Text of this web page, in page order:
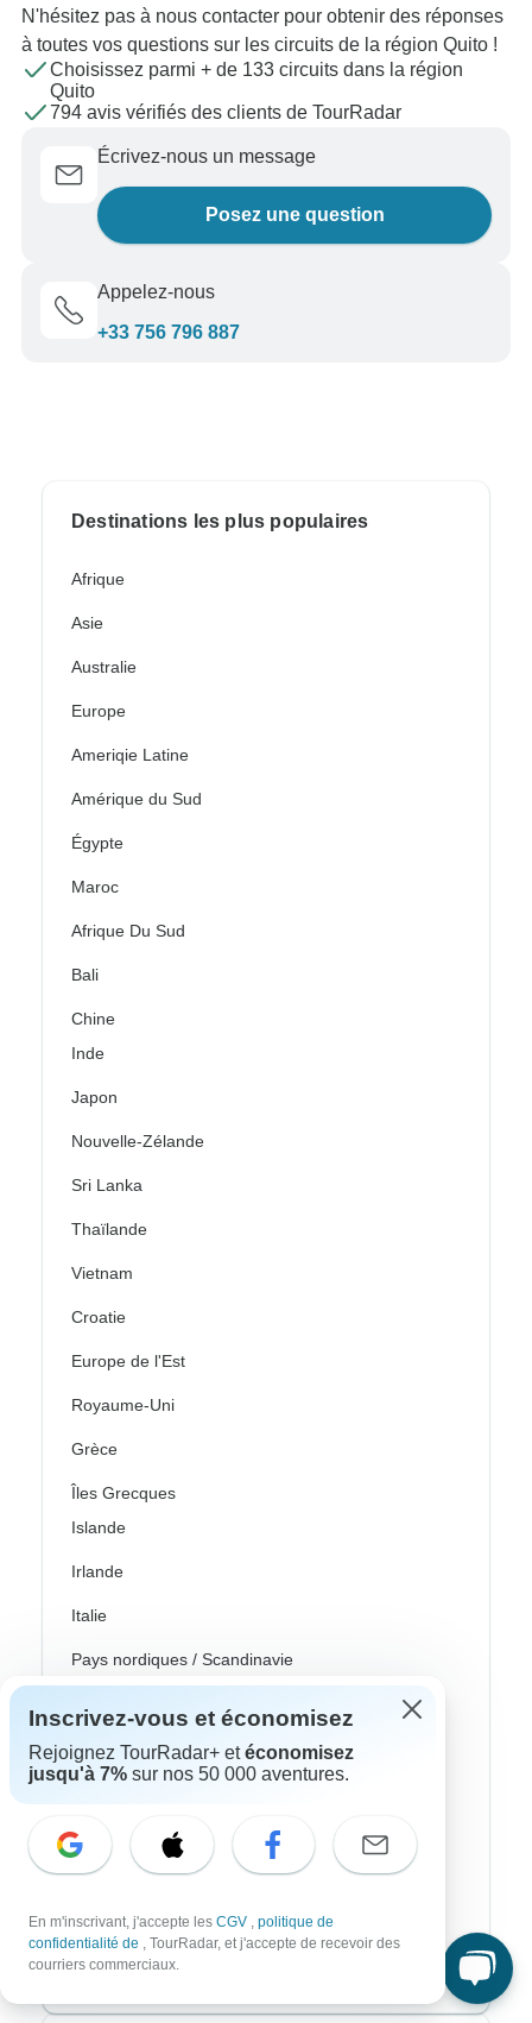
N'hésitez pas à nous contacter pour obtenir des réponses
à toutes vos questions sur les circuits de la région Quito !
Choisissez parmi + de 133 circuits dans la région
Quito
794 avis vérifiés des clients de TourRadar
Écrivez-nous un message
Posez une question
Appelez-nous
+33 756 796 887
Destinations les plus populaires
Afrique
Asie
Australie
Europe
Ameriqie Latine
Amérique du Sud
Égypte
Maroc
Afrique Du Sud
Bali
Chine
Inde
Japon
Nouvelle-Zélande
Sri Lanka
Thaïlande
Vietnam
Croatie
Europe de l'Est
Royaume-Uni
Grèce
Îles Grecques
Islande
Irlande
Italie
Pays nordiques / Scandinavie
Écosse
Turquie
Canada
Costa Rica
États-Unis
Inscrivez-vous et économisez
Rejoignez TourRadar+ etéconomisez
jusqu'à 7% sur nos 50 000 aventures.
En m'inscrivant, j'accepte les CGV , politique de
confidentialité de , TourRadar, et j'accepte de recevoir des
courriers commerciaux.